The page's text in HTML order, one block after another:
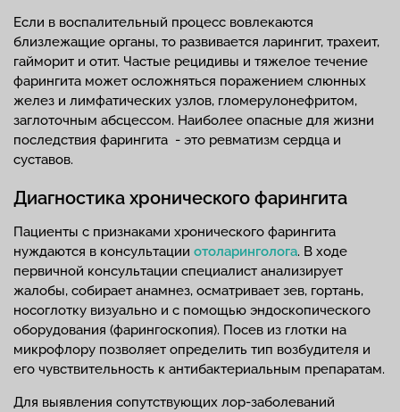
Если в воспалительный процесс вовлекаются
близлежащие органы, то развивается ларингит, трахеит,
гайморит и отит. Частые рецидивы и тяжелое течение
фарингита может осложняться поражением слюнных
желез и лимфатических узлов, гломерулонефритом,
заглоточным абсцессом. Наиболее опасные для жизни
последствия фарингита - это ревматизм сердца и
суставов.
Диагностика хронического фарингита
Пациенты с признаками хронического фарингита
нуждаются в консультации отоларинголога. В ходе
первичной консультации специалист анализирует
жалобы, собирает анамнез, осматривает зев, гортань,
носоглотку визуально и с помощью эндоскопического
оборудования (фарингоскопия). Посев из глотки на
микрофлору позволяет определить тип возбудителя и
его чувствительность к антибактериальным препаратам.
Для выявления сопутствующих лор-заболеваний